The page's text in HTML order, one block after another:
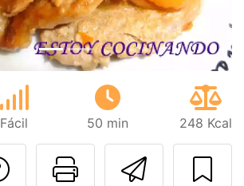
Fácil 50 min 248 Kcal
Imprimir
Preguntar al autor